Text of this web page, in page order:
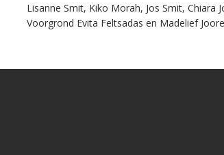
Lisanne Smit, Kiko Morah, Jos Smit, Chiara
Voorgrond Evita Feltsadas en Madelief Joore